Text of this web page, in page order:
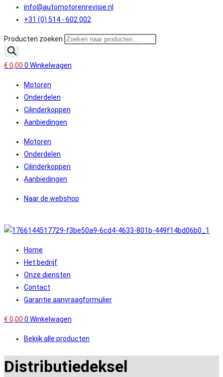
info@automotorenrevisie.nl
+31 (0) 514 - 602 002
Producten zoeken
€ 0,00 0 Winkelwagen
Motoren
Onderdelen
Cilinderkoppen
Aanbiedingen
Motoren
Onderdelen
Cilinderkoppen
Aanbiedingen
Naar de webshop
Home
Het bedrijf
Onze diensten
Contact
Garantie aanvraagformulier
€ 0,00 0 Winkelwagen
Bekijk alle producten
Distributiedeksel